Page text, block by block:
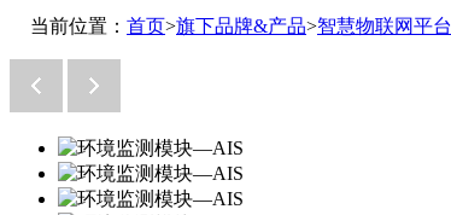
当前位置： 首页>旗下品牌&产品>智慧物联网平台